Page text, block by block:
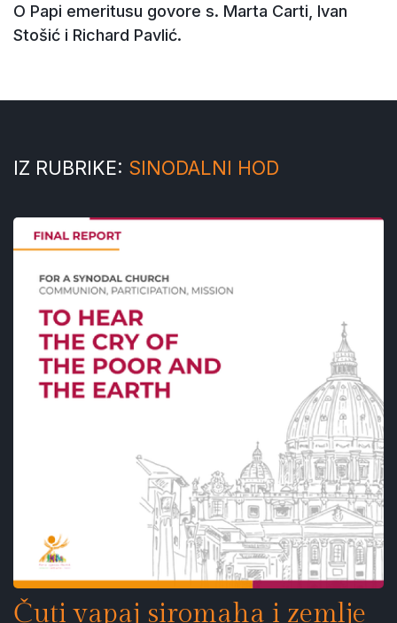
O Papi emeritusu govore s. Marta Carti, Ivan
Stošić i Richard Pavlić.
IZ RUBRIKE: SINODALNI HOD
Čuti vapaj siromaha i zemlje